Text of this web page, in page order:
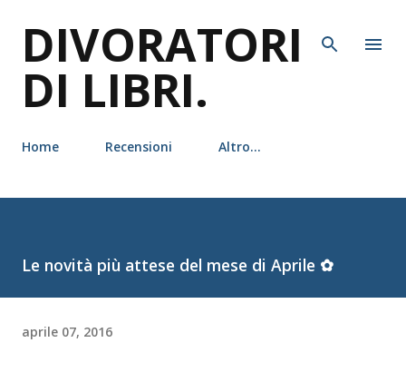
DIVORATORI
DI LIBRI.
Home Recensioni Altro…
Le novità più attese del mese di Aprile ✿
aprile 07, 2016